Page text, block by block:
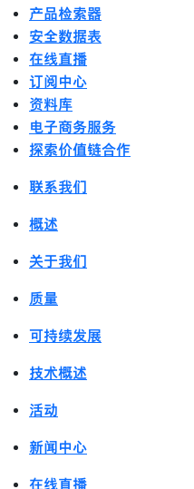
产品检索器
安全数据表
在线直播
订阅中心
资料库
电子商务服务
探索价值链合作
联系我们
概述
关于我们
质量
可持续发展
技术概述
活动
新闻中心
在线直播